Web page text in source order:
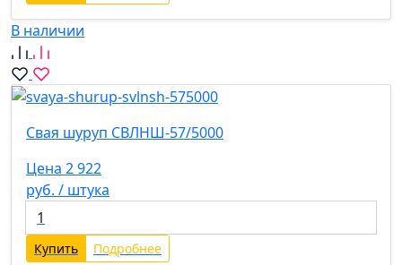
В наличии
Свая шуруп СВЛНШ-57/5000
Цена 2 922
руб. / штука
Купить Подробнее